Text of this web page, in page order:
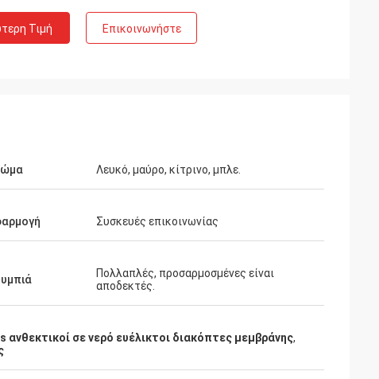
Μαρς
ανταπόκριση
διακόπτες μεμβράνης
ευχαριστώ που
μας.!
Φιόνα Μπράιτ
Οι διακόπτες μεμβράνης σας έχουν
οικονομικά αποδοτικοί για τις
υπέροχο να δουλεύεις με έναν
υψηλά πρότυπα ποιότητας και
Τιμή Επικοινωνήστε
Λευκό, μαύρο, κίτρινο, μπλε.
Συσκευές επικοινωνίας
Πολλαπλές, προσαρμοσμένες είναι
αποδεκτές.
ανθεκτικοί σε νερό ευέλικτοι διακόπτες μεμβράνης,